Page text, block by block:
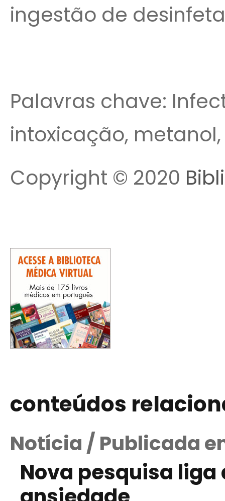
ingestão de
Palavras chave:
intoxicação,
Copyright © 2020
conteúdos
Notícia / Publicada
Nova pesquisa